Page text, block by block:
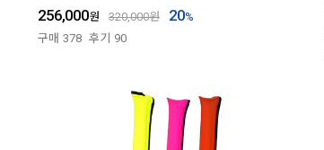
256,000원 320,000원 20%
구매 378 후기 90